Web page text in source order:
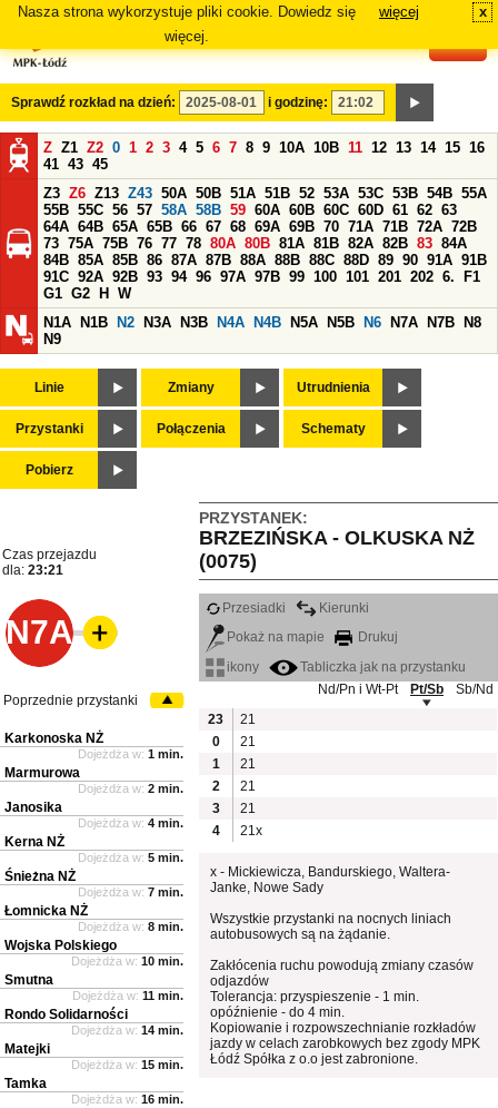
Nasza strona wykorzystuje pliki cookie. Dowiedz się
więcej.
więcej x
Sprawdź rozkład na dzień: i godzinę:
Z Z1 Z2 0 1 2 3 4 5 6 7 8 9 10A 10B 11 12 13 14 15 16
41 43 45
Z3 Z6 Z13 Z43 50A 50B 51A 51B 52 53A 53C 53B 54B 55A
55B 55C 56 57 58A 58B 59 60A 60B 60C 60D 61 62 63
64A 64B 65A 65B 66 67 68 69A 69B 70 71A 71B 72A 72B
73 75A 75B 76 77 78 80A 80B 81A 81B 82A 82B 83 84A
84B 85A 85B 86 87A 87B 88A 88B 88C 88D 89 90 91A 91B
91C 92A 92B 93 94 96 97A 97B 99 100 101 201 202 6.
F1
G1 G2 H
W
N1A
N1B N2 N3A N3B N4A N4B N5A N5B N6 N7A N7B
N8
N9
Linie Zmiany Utrudnienia
Przystanki Połączenia Schematy
Pobierz
PRZYSTANEK:
BRZEZIŃSKA - OLKUSKA NŻ
(0075)
Czas przejazdu
dla: 23:21
N7A
Przesiadki
Kierunki
Pokaż na mapie
Drukuj
ikony
Tabliczka jak na przystanku
Nd/Pn i Wt-Pt
Pt/Sb
Sb/Nd
23
21
0
21
1
21
2
21
3
21
4
21x
x - Mickiewicza, Bandurskiego, Waltera-
Janke, Nowe Sady
Wszystkie przystanki na nocnych liniach
autobusowych są na żądanie.
Zakłócenia ruchu powodują zmiany czasów
odjazdów
Tolerancja: przyspieszenie - 1 min.
opóźnienie - do 4 min.
Kopiowanie i rozpowszechnianie rozkładów
jazdy w celach zarobkowych bez zgody MPK
Łódź Spółka z o.o jest zabronione.
Poprzednie przystanki
Karkonoska NŻ
Dojeżdża w: 1 min.
Marmurowa
Dojeżdża w: 2 min.
Janosika
Dojeżdża w: 4 min.
Kerna NŻ
Dojeżdża w: 5 min.
Śnieżna NŻ
Dojeżdża w: 7 min.
Łomnicka NŻ
Dojeżdża w: 8 min.
Wojska Polskiego
Dojeżdża w: 10 min.
Smutna
Dojeżdża w: 11 min.
Rondo Solidarności
Dojeżdża w: 14 min.
Matejki
Dojeżdża w: 15 min.
Tamka
Dojeżdża w: 16 min.